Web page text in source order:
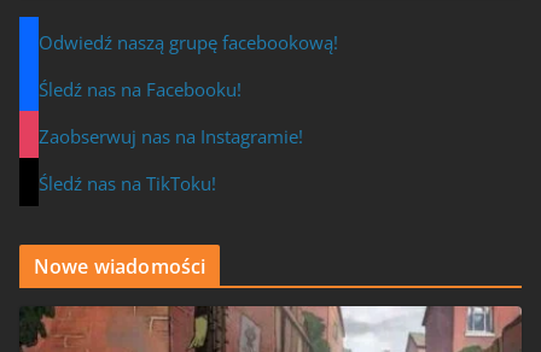
Odwiedź naszą grupę facebookową!
Śledź nas na Facebooku!
Zaobserwuj nas na Instagramie!
Śledź nas na TikToku!
Nowe wiadomości